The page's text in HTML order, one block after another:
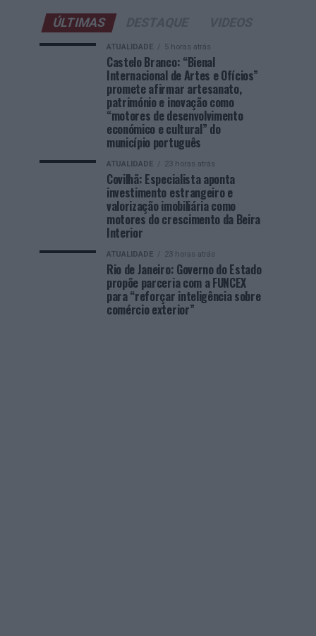
ÚLTIMAS
ATUALIDADE 5 horas atrás
Castelo Branco: “Bienal
Internacional de Artes e Ofícios”
promete afirmar artesanato,
património e inovação como
“motores de desenvolvimento
económico e cultural” do
município português
ATUALIDADE 23 horas atrás
Covilhã: Especialista aponta
investimento estrangeiro e
valorização imobiliária como
motores do crescimento da Beira
Interior
ATUALIDADE 23 horas atrás
Rio de Janeiro: Governo do Estado
propõe parceria com a FUNCEX
para “reforçar inteligência sobre
comércio exterior”